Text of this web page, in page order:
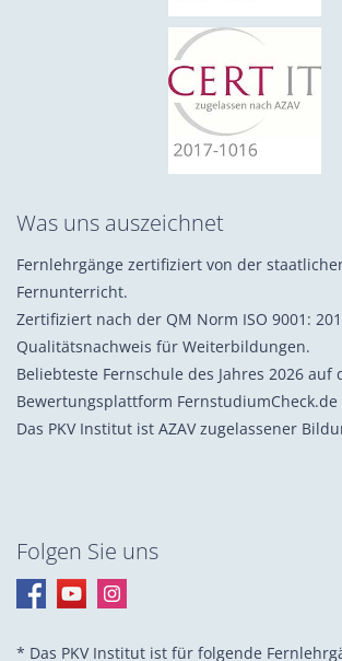
Was uns auszeichnet
Fernlehrgänge zertifiziert von der
Fernunterricht.
Zertifiziert nach der QM Norm ISO 9001:
Qualitätsnachweis für Weiterbildungen.
Beliebteste Fernschule des Jahres 2026
Bewertungsplattform FernstudiumCheck.de
Das PKV Institut ist AZAV zugelassener
Folgen Sie uns
* Das PKV Institut ist für folgende